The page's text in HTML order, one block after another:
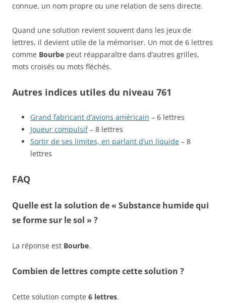
connue, un nom propre ou une relation de sens directe.
Quand une solution revient souvent dans les jeux de
lettres, il devient utile de la mémoriser. Un mot de 6 lettres
comme Bourbe peut réapparaître dans d’autres grilles,
mots croisés ou mots fléchés.
Autres indices utiles du niveau 761
Grand fabricant d’avions américain – 6 lettres
Joueur compulsif– 8 lettres
Sortir de ses limites, en parlant d’un liquide – 8
lettres
FAQ
Quelle est la solution de « Substance humide qui
se forme sur le sol » ?
La réponse est Bourbe.
Combien de lettres compte cette solution ?
Cette solution compte 6 lettres.